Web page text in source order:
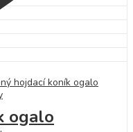
ogalo